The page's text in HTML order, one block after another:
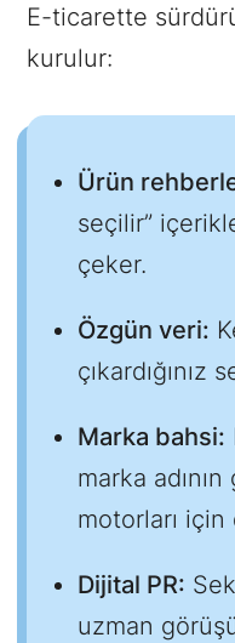
E-ticarette
kurulur:
Ürün
seçilir”
çeker.
Özgün veri:
çıkardığınız
Marka bahsi:
marka
motorları
Dijital PR:
uzman